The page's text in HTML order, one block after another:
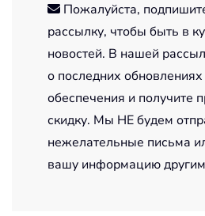
Пожалуйста,
рассылку, чтобы быть в
новостей. В нашей
о последних
обеспечения и получите
скидку. Мы НЕ будем
нежелательные письма
вашу информацию